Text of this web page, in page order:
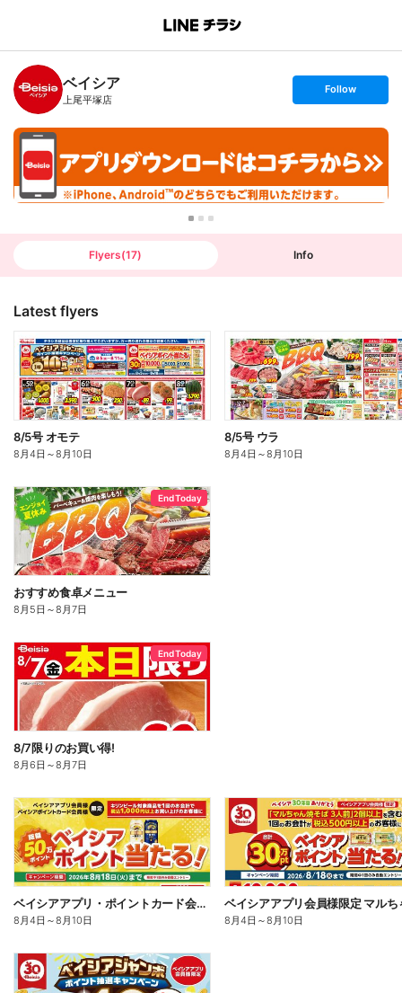
B
n
c
h
T
ベイシア
上尾平塚店
s
t
o
o
w
Follow
Flyers(17) Info
Latest flyers
8/5号 オモテ
8月4日 ～8月10日
8/5号 ウラ
8月4日 ～8月10日
End Today
おすすめ食卓メニュー
8月5日 ～8月7日
End Today
8/7限りのお買い得!
8月6日 ～8月7日
ベイシアアプリ・ポイントカード会員様限定 対象商品を1回で1,000円以上お買上でポイント当る!
8月4日 ～8月10日 8月4日 ～8月10日